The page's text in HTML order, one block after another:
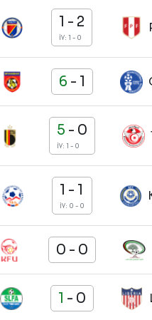
1 - 2
İY: 1 - 0
6 - 1
5 - 0
İY: 1 - 0
1 - 1
İY: 0 - 0
0 - 0
1 - 0